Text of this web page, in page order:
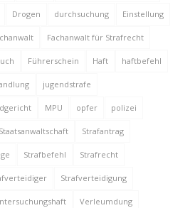
Drogen durchsuchung Einstellung
Fachanwalt für Strafrecht
Führerschein Haft haftbefehl
jugendstrafe
MPU opfer polizei
Staatsanwaltschaft Strafantrag
Strafbefehl Strafrecht
Strafverteidigung
Verleumdung